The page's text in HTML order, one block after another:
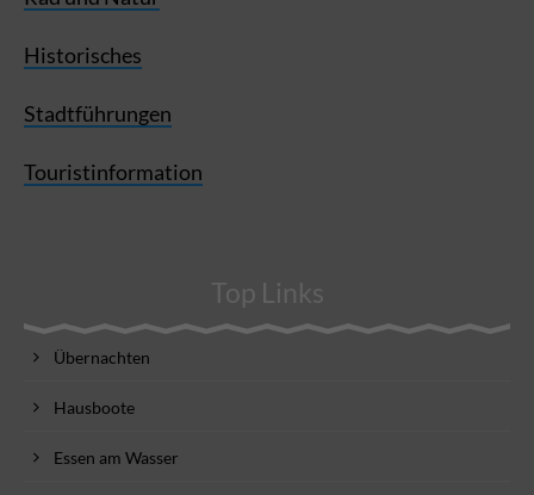
Historisches
Stadtführungen
Touristinformation
Top Links
Übernachten
Hausboote
Essen am Wasser